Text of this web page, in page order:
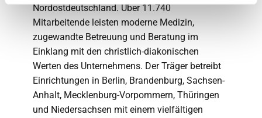
Nordostdeutschland. Über 11.740
Mitarbeitende leisten moderne Medizin,
zugewandte Betreuung und Beratung im
Einklang mit den christlich-diakonischen
Werten des Unternehmens. Der Träger betreibt
Einrichtungen in Berlin, Brandenburg, Sachsen-
Anhalt, Mecklenburg-Vorpommern, Thüringen
und Niedersachsen mit einem vielfältigen